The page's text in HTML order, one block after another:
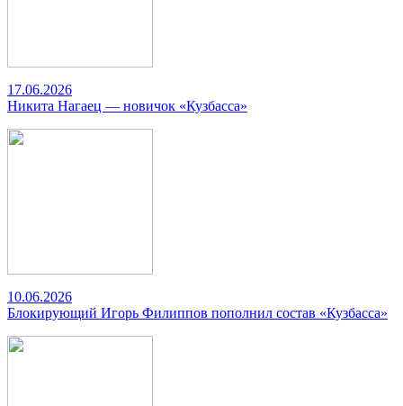
17.06.2026
Никита Нагаец — новичок «Кузбасса»
10.06.2026
Блокирующий Игорь Филиппов пополнил состав «Кузбасса»